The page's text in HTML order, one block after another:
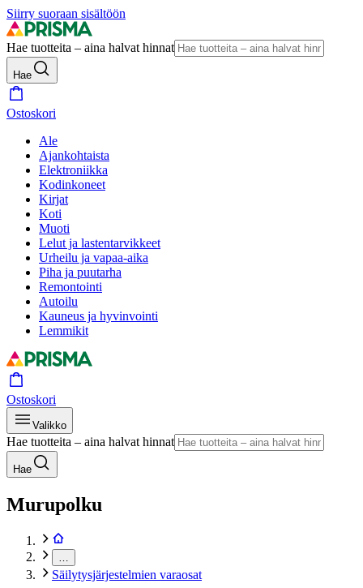
Siirry suoraan sisältöön
Hae tuotteita – aina halvat hinnat
Hae
Ostoskori
Ale
Ajankohtaista
Elektroniikka
Kodinkoneet
Kirjat
Koti
Muoti
Lelut ja lastentarvikkeet
Urheilu ja vapaa-aika
Piha ja puutarha
Remontointi
Autoilu
Kauneus ja hyvinvointi
Lemmikit
Ostoskori
Valikko
Hae tuotteita – aina halvat hinnat
Hae
Murupolku
Säilytysjärjestelmien varaosat